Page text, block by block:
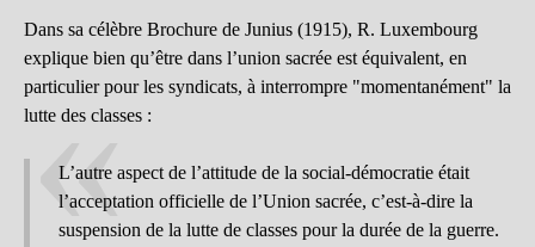
Dans sa célèbre Brochure de Junius (1915), R. Luxembourg
explique bien qu’être dans l’union sacrée est équivalent, en
particulier pour les syndicats, à interrompre "momentanément" la
lutte des classes :
L’autre aspect de l’attitude de la social-démocratie était
l’acceptation officielle de l’Union sacrée, c’est-à-dire la
suspension de la lutte de classes pour la durée de la guerre.